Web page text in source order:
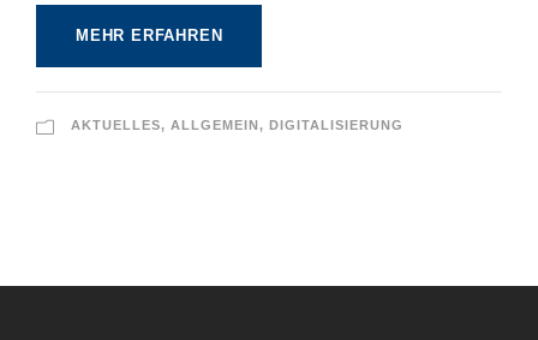
MEHR ERFAHREN
AKTUELLES, ALLGEMEIN, DIGITALISIERUNG